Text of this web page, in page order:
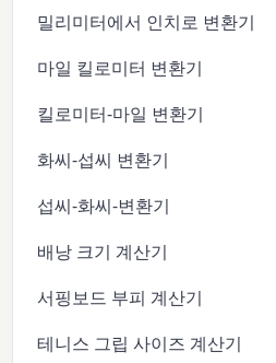
밀리미터에서 인치로 변환기
마일 킬로미터 변환기
킬로미터-마일 변환기
화씨-섭씨 변환기
섭씨-화씨-변환기
배낭 크기 계산기
서핑보드 부피 계산기
테니스 그립 사이즈 계산기